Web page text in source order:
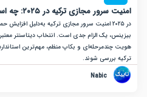
ترکیه در ۲۰۲۵: چه استانداردهایی مهم‌تر شده‌اند؟
در ۲۰۲۵ امنیت سرور مجازی ترکیه به‌دلیل افزایش حملات
شوند.
Nabic